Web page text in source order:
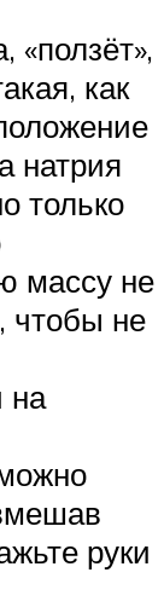
«ползёт»,
как
натрия
только
массу не
чтобы не
на
руки